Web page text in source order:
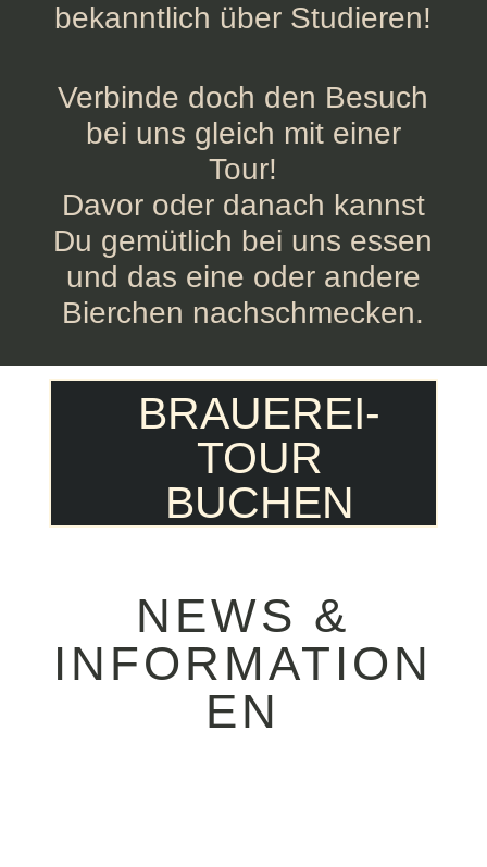
bekanntlich über Studieren!
Verbinde doch den Besuch
bei uns gleich mit einer
Tour!
Davor oder danach kannst
Du gemütlich bei uns essen
und das eine oder andere
Bierchen nachschmecken.
BRAUEREI-
TOUR
BUCHEN
NEWS &
INFORMATION
EN